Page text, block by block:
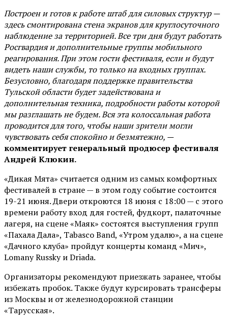
Построен и готов к работе штаб для силовых структур —
здесь смонтирована стена экранов для круглосуточного
наблюдение за территорией. Все три дня будут работать
Росгвардия и дополнительные группы мобильного
реагирования. При этом гости фестиваля, если и будут
видеть наши службы, то только на входных группах.
Безусловно, благодаря поддержке правительства
Тульской области будет задействована и
дополнительная техника, подробности работы которой
мы разглашать не будем. Вся эта колоссальная работа
проводится для того, чтобы наши зрители могли
чувствовать себя спокойно и безмятежно, —
комментирует генеральный продюсер фестиваля
Андрей Клюкин.
«Дикая Мята» считается одним из самых комфортных
фестивалей в стране — в этом году событие состоится
19-21 июня. Двери откроются 18 июня с 18:00 — с этого
времени работу вход для гостей, фудкорт, палаточные
лагеря, на сцене «Маяк» состоятся выступления групп
«Пахала Дала», Tabasco Band, «Утром удалю», а на сцене
«Дачного клуба» пройдут концерты команд «Мич»,
Lomany Russky и Driada.
Организаторы рекомендуют приезжать заранее, чтобы
избежать пробок. Также будут курсировать трансферы
из Москвы и от железнодорожной станции
«Тарусская».